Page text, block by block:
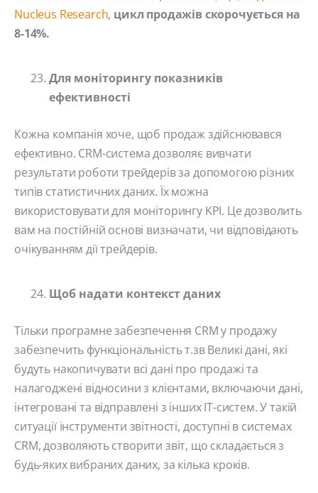
Nucleus Research, цикл продажів скорочується на
8-14%.
Для моніторингу показників
ефективності
Кожна компанія хоче, щоб продаж здійснювався
ефективно. CRM-система дозволяє вивчати
результати роботи трейдерів за допомогою різних
типів статистичних даних. Їх можна
використовувати для моніторингу KPI. Це дозволить
вам на постійній основі визначати, чи відповідають
очікуванням дії трейдерів.
Щоб надати контекст даних
Тільки програмне забезпечення CRM у продажу
забезпечить функціональність т.зв Великі дані, які
будуть накопичувати всі дані про продажі та
налагоджені відносини з клієнтами, включаючи дані,
інтегровані та відправлені з інших ІТ-систем. У такій
ситуації інструменти звітності, доступні в системах
CRM, дозволяють створити звіт, що складається з
будь-яких вибраних даних, за кілька кроків.